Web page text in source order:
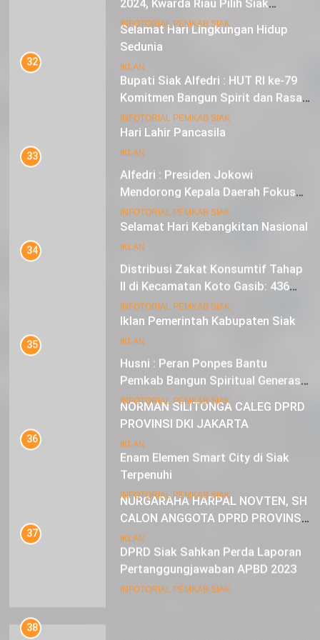
Selamat Hari Lingkungan Hidup
Sedunia
IKLAN
Hari Lahir Pancasila
IKLAN
Selamat Hari Kebangkitan Nasional
IKLAN
Iklan Pemerintah Kabupaten Siak
IKLAN
NORMAN SILITONGA CALEG DPRD
PROVINSI DKI JAKARTA
IKLAN
NURGARAHA HARPAL NOVTEN, SH
CALON ANGGOTA DPRD PROVINSI
DKI JAKARTA
IKLAN
Sebagai Tuan Rumah
INFOTORIAL PEMKAB SIAK
32
Bupati Siak Alfedri : HUT RI ke-79
Komitmen Bangun Spirit dan Rasa
Nasionalisme
INFOTORIAL PEMKAB SIAK
33
Mendorong Kepala Daerah Fokus
pada Inflasi dan Pilkada Serentak
INFOTORIAL PEMKAB SIAK
34
II di Kecamatan Koto Gasib: 436
Mustahik Terima Bantuan
INFOTORIAL PEMKAB SIAK
35
Pemkab Bangun Spiritual Generasi
Muda
INFOTORIAL PEMKAB SIAK
36
Enam Elemen Smart City di Siak
Terpenuhi
INFOTORIAL PEMKAB SIAK
37
DPRD Siak Sahkan Perda Laporan
Pertanggungjawaban APBD 2023
INFOTORIAL PEMKAB SIAK
38